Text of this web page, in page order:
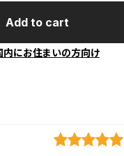
Add to cart
内にお住まいの方向け